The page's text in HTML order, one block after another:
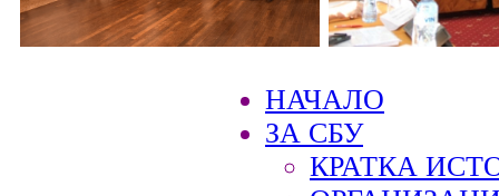
НАЧАЛО
ЗА СБУ
КРАТКА